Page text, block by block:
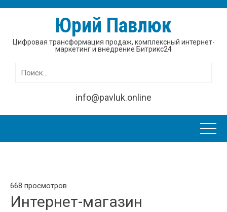
Юрий Павлюк
Цифровая трансформация продаж, комплексный интернет-
маркетинг и внедрение Битрикс24
Найти:
info@pavluk.online
668 просмотров
Интернет-магазин